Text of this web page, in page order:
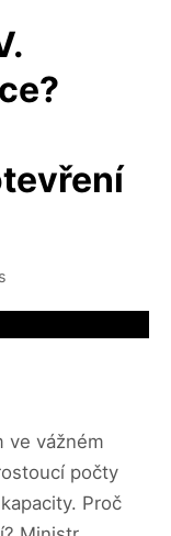
ve vážném
počty
Proč